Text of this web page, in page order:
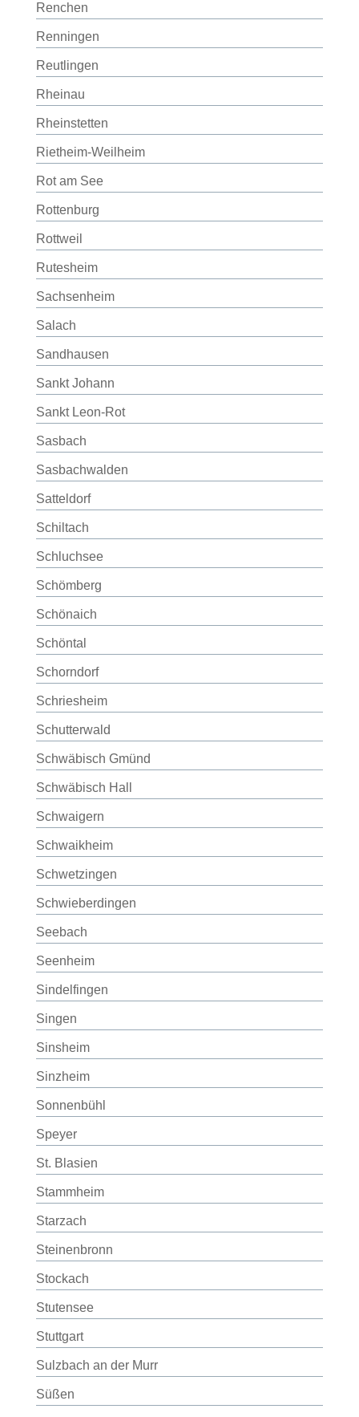
Renchen
Renningen
Reutlingen
Rheinau
Rheinstetten
Rietheim-Weilheim
Rot am See
Rottenburg
Rottweil
Rutesheim
Sachsenheim
Salach
Sandhausen
Sankt Johann
Sankt Leon-Rot
Sasbach
Sasbachwalden
Satteldorf
Schiltach
Schluchsee
Schömberg
Schönaich
Schöntal
Schorndorf
Schriesheim
Schutterwald
Schwäbisch Gmünd
Schwäbisch Hall
Schwaigern
Schwaikheim
Schwetzingen
Schwieberdingen
Seebach
Seenheim
Sindelfingen
Singen
Sinsheim
Sinzheim
Sonnenbühl
Speyer
St. Blasien
Stammheim
Starzach
Steinenbronn
Stockach
Stutensee
Stuttgart
Sulzbach an der Murr
Süßen